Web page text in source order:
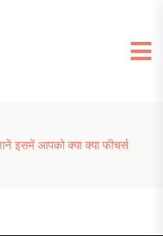
इसमें आपको क्या क्या फीचर्स